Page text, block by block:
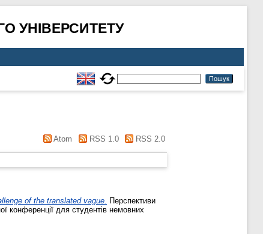
УНІВЕРСИТЕТУ
Atom RSS 1.0 RSS 2.0
of the translated vague. Перспективи
конференції для студентів немовних